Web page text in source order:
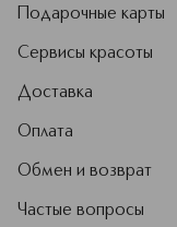
Подарочные карты
Сервисы красоты
Доставка
Оплата
Обмен и возврат
Частые вопросы